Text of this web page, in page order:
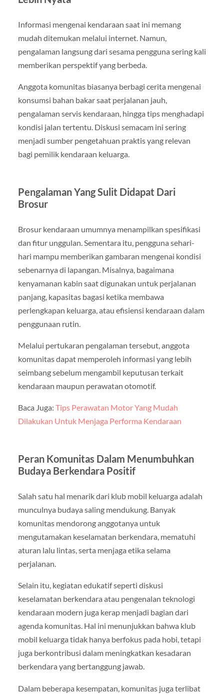
Informasi mengenai kendaraan saat ini memang
mudah ditemukan melalui internet. Namun,
pengalaman langsung dari sesama pengguna sering kali
memberikan perspektif yang berbeda.
Anggota komunitas biasanya berbagi cerita mengenai
konsumsi bahan bakar saat perjalanan jauh,
pengalaman servis kendaraan, hingga tips menghadapi
kondisi jalan tertentu. Diskusi semacam ini sering
menjadi sumber pengetahuan praktis yang relevan
bagi pemilik kendaraan keluarga.
Pengalaman Yang Sulit Didapat Dari
Brosur
Brosur kendaraan umumnya menampilkan spesifikasi
dan fitur unggulan. Sementara itu, pengguna sehari-
hari mampu memberikan gambaran mengenai kondisi
sebenarnya di lapangan. Misalnya, bagaimana
kenyamanan kabin saat digunakan untuk perjalanan
panjang, kapasitas bagasi ketika membawa
perlengkapan keluarga, atau efisiensi kendaraan dalam
penggunaan rutin.
Melalui pertukaran pengalaman tersebut, anggota
komunitas dapat memperoleh informasi yang lebih
seimbang sebelum mengambil keputusan terkait
kendaraan maupun perawatan otomotif.
Baca Juga: Tips Perawatan Motor Yang Mudah
Dilakukan Untuk Menjaga Performa Kendaraan
Peran Komunitas Dalam Menumbuhkan
Budaya Berkendara Positif
Salah satu hal menarik dari klub mobil keluarga adalah
munculnya budaya saling mendukung. Banyak
komunitas mendorong anggotanya untuk
mengutamakan keselamatan berkendara, mematuhi
aturan lalu lintas, serta menjaga etika selama
perjalanan.
Selain itu, kegiatan edukatif seperti diskusi
keselamatan berkendara atau pengenalan teknologi
kendaraan modern juga kerap menjadi bagian dari
agenda komunitas. Hal ini menunjukkan bahwa klub
mobil keluarga tidak hanya berfokus pada hobi, tetapi
juga berkontribusi dalam meningkatkan kesadaran
berkendara yang bertanggung jawab.
Dalam beberapa kesempatan, komunitas juga terlibat